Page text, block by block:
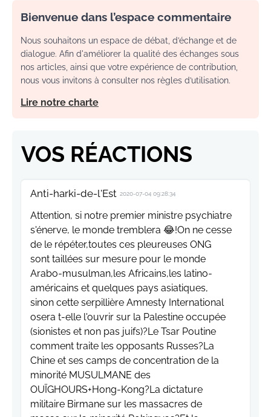
Bienvenue dans l’espace commentaire
Nous souhaitons un espace de débat, d’échange et de
dialogue. Afin d'améliorer la qualité des échanges sous
nos articles, ainsi que votre expérience de contribution,
nous vous invitons à consulter nos règles d’utilisation.
Lire notre charte
VOS RÉACTIONS
Anti-harki-de-l'Est 2020-07-04 09:28:34
Attention, si notre premier ministre psychiatre
s'énerve, le monde tremblera 😂!On ne cesse
de le répéter,toutes ces pleureuses ONG
sont taillées sur mesure pour le monde
Arabo-musulman,les Africains,les latino-
américains et quelques pays asiatiques,
sinon cette serpillière Amnesty International
osera t-elle l'ouvrir sur la Palestine occupée
(sionistes et non pas juifs)?Le Tsar Poutine
comment traite les opposants Russes?La
Chine et ses camps de concentration de la
minorité MUSULMANE des
OUÏGHOURS+Hong-Kong?La dictature
militaire Birmane sur les massacres de